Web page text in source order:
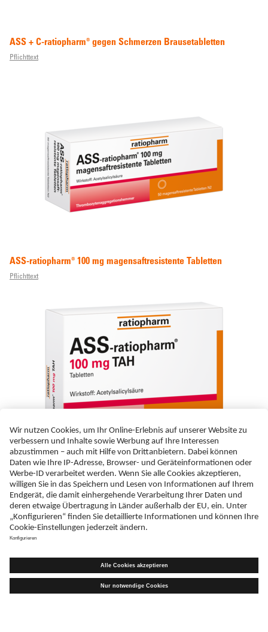
ASS + C-ratiopharm® gegen Schmerzen Brausetabletten
Pflichttext
ASS-ratiopharm® 100 mg magensaftresistente Tabletten
Pflichttext
ASS-ratiopharm® 100 mg TAH Tabletten
Pflichttext